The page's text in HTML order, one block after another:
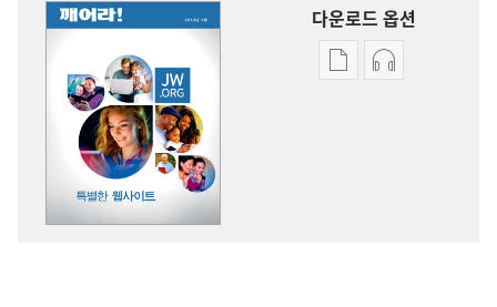
다운로드 옵션
출판물오디오